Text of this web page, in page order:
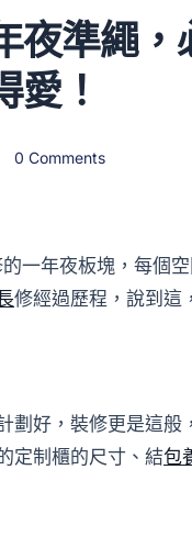
夜準繩
愛！
0 Comments
一年夜板塊，每個
修經過歷程，說到這
劃好，裝修更是這般
定制櫃的尺寸、結包